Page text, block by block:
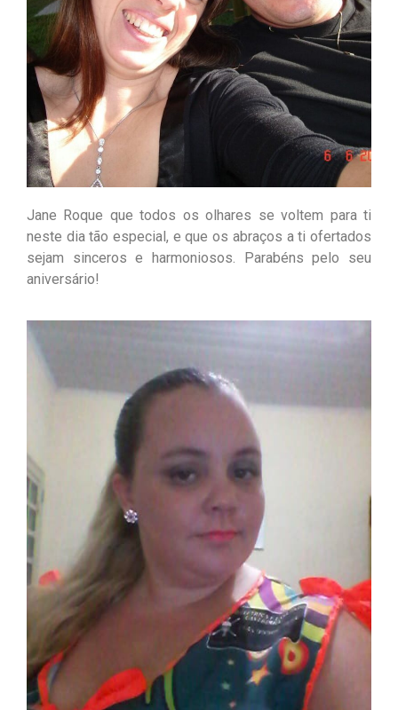
Jane Roque que todos os olhares se voltem para ti
neste dia tão especial, e que os abraços a ti ofertados
sejam sinceros e harmoniosos. Parabéns pelo seu
aniversário!